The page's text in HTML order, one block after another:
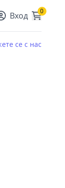
Вход 0
се с нас